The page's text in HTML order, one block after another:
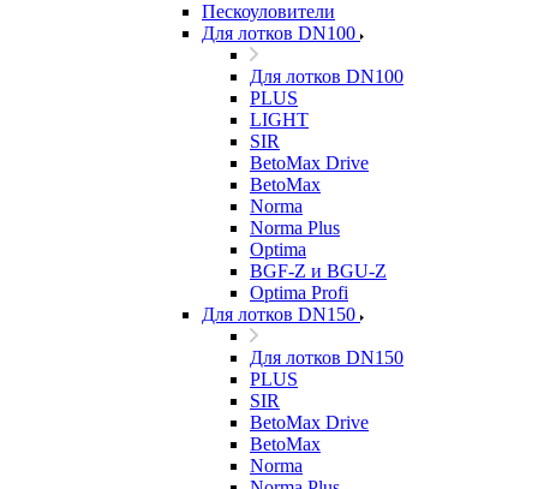
Пескоуловители
Для лотков DN100
Для лотков DN100
PLUS
LIGHT
SIR
BetoMax Drive
BetoMax
Norma
Norma Plus
Optima
BGF-Z и BGU-Z
Optima Profi
Для лотков DN150
Для лотков DN150
PLUS
SIR
BetoMax Drive
BetoMax
Norma